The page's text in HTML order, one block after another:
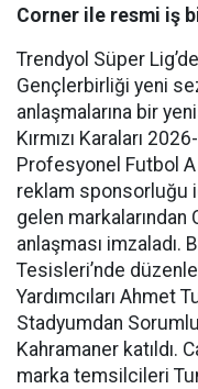
Corner ile resmi iş
Trendyol Süper
Gençlerbirliği yeni
anlaşmalarına bir
Kırmızı Karaları
Profesyonel Futbol A
reklam sponsorluğu
gelen
anlaşması imzaladı.
Tesisleri’nde
Yardımcıları Ahmet
Stadyumdan
Kahramaner katıldı.
marka temsilcileri